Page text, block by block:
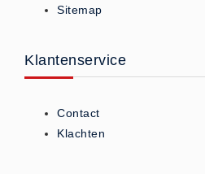
ISO 9001 Begeleiding
Inspectiecentrale
Ons Team
Nieuws
Contact
Sitemap
Klantenservice
Contact
Klachten